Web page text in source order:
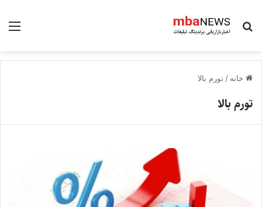
جستجو برای
خانه / تورم بالا
تورم بالا